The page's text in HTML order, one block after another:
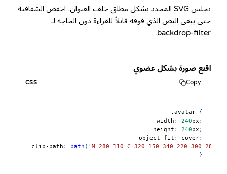
يجلس SVG المحدد بشكل مطلق خلف العنوان. اخفض الشفافية
حتى يبقى النص الذي فوقه قابلاً للقراءة دون الحاجة لـ
backdrop-filter.
اقنع صورة بشكل عضوي
CSS Copy
.avatar {
width : 240px ;
height : 240px ;
object-fit : cover;
clip-path : path ( 'M 280 110 C 320 150 340 220 300 280
}